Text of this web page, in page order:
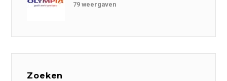
79 weergaven
Zoeken